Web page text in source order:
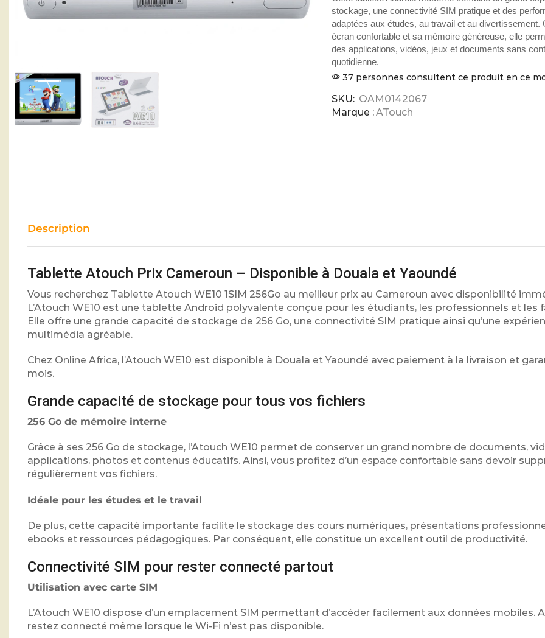
stockage, une connectivité SIM pratique et des
adaptées aux études, au travail et au divertissement.
écran confortable et sa mémoire généreuse, elle
des applications, vidéos, jeux et documents sans
quotidienne.
37 personnes consultent ce produit en ce
SKU: OAM0142067
Marque :ATouch
Description
Tablette Atouch Prix Cameroun – Disponible à Douala et Yaoundé
Vous recherchez Tablette Atouch WE10 1SIM 256Go au meilleur prix au Cameroun avec disponibilité
L’Atouch WE10 est une tablette Android polyvalente conçue pour les étudiants, les professionnels et les
Elle offre une grande capacité de stockage de 256 Go, une connectivité SIM pratique ainsi qu’une
multimédia agréable.
Chez Online Africa, l’Atouch WE10 est disponible à Douala et Yaoundé avec paiement à la livraison et
mois.
Grande capacité de stockage pour tous vos fichiers
256 Go de mémoire interne
Grâce à ses 256 Go de stockage, l’Atouch WE10 permet de conserver un grand nombre de documents,
applications, photos et contenus éducatifs. Ainsi, vous profitez d’un espace confortable sans devoir
régulièrement vos fichiers.
Idéale pour les études et le travail
De plus, cette capacité importante facilite le stockage des cours numériques, présentations
ebooks et ressources pédagogiques. Par conséquent, elle constitue un excellent outil de productivité.
Connectivité SIM pour rester connecté partout
Utilisation avec carte SIM
L’Atouch WE10 dispose d’un emplacement SIM permettant d’accéder facilement aux données mobiles.
restez connecté même lorsque le Wi-Fi n’est pas disponible.